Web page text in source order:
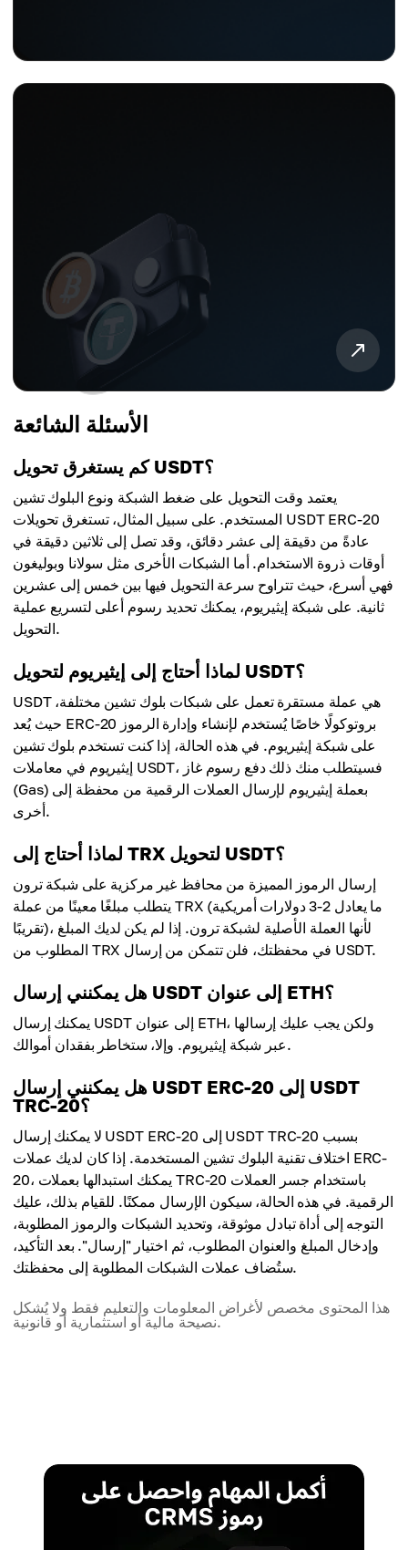
الأسئلة الشائعة
كم يستغرق تحويل USDT؟
يعتمد وقت التحويل على ضغط الشبكة ونوع البلوك تشين
المستخدم. على سبيل المثال، تستغرق تحويلات USDT ERC-20
عادةً من دقيقة إلى عشر دقائق، وقد تصل إلى ثلاثين دقيقة في
أوقات ذروة الاستخدام. أما الشبكات الأخرى مثل سولانا وبوليغون
فهي أسرع، حيث تتراوح سرعة التحويل فيها بين خمس إلى عشرين
ثانية. على شبكة إيثيريوم، يمكنك تحديد رسوم أعلى لتسريع عملية
التحويل.
لماذا أحتاج إلى إيثيريوم لتحويل USDT؟
USDT هي عملة مستقرة تعمل على شبكات بلوك تشين مختلفة،
حيث يُعد ERC-20 بروتوكولًا خاصًا يُستخدم لإنشاء وإدارة الرموز
على شبكة إيثيريوم. في هذه الحالة، إذا كنت تستخدم بلوك تشين
إيثيريوم في معاملات USDT، فسيتطلب منك ذلك دفع رسوم غاز
(Gas) بعملة إيثيريوم لإرسال العملات الرقمية من محفظة إلى
أخرى.
لماذا أحتاج إلى TRX لتحويل USDT؟
إرسال الرموز المميزة من محافظ غير مركزية على شبكة ترون
يتطلب مبلغًا معينًا من عملة TRX (ما يعادل 2-3 دولارات أمريكية
تقريبًا)، لأنها العملة الأصلية لشبكة ترون. إذا لم يكن لديك المبلغ
المطلوب من TRX في محفظتك، فلن تتمكن من إرسال USDT.
هل يمكنني إرسال USDT إلى عنوان ETH؟
يمكنك إرسال USDT إلى عنوان ETH، ولكن يجب عليك إرسالها
عبر شبكة إيثيريوم. وإلا، ستخاطر بفقدان أموالك.
هل يمكنني إرسال USDT ERC-20 إلى USDT
TRC-20؟
لا يمكنك إرسال USDT ERC-20 إلى USDT TRC-20 بسبب
اختلاف تقنية البلوك تشين المستخدمة. إذا كان لديك عملات ERC-
20، يمكنك استبدالها بعملات TRC-20 باستخدام جسر العملات
الرقمية. في هذه الحالة، سيكون الإرسال ممكنًا. للقيام بذلك، عليك
التوجه إلى أداة تبادل موثوقة، وتحديد الشبكات والرموز المطلوبة،
وإدخال المبلغ والعنوان المطلوب، ثم اختيار "إرسال". بعد التأكيد،
ستُضاف عملات الشبكات المطلوبة إلى محفظتك.
هذا المحتوى مخصص لأغراض المعلومات والتعليم فقط ولا يُشكل
نصيحة مالية أو استثمارية أو قانونية.